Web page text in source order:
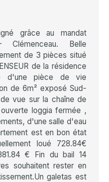
grâce au mandat
Clémenceau. Belle
de 3 pièces situé
de la résidence
d'une pièce de vie
de 6m² exposé Sud-
vue sur la chaîne de
loggia fermée ,
d'une salle d'eau
est en bon état
loué 728.84€
€ Fin du bail 14
souhaitent rester en
galetas est